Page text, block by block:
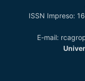
ISSN Impreso:
E-mail: